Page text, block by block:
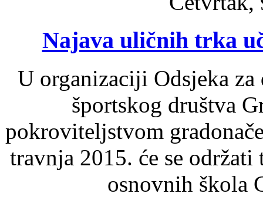
Najava uličnih trka
U organizaciji Odsjeka
športskog društva
pokroviteljstvom
travnja 2015. će se
osnovnih škola